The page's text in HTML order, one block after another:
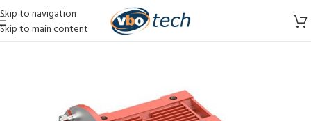
Skip to navigation
Skip to main content